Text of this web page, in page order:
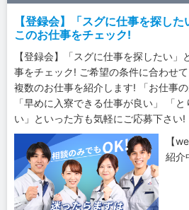
【登録会】「スグに仕事を探し
このお仕事をチェック!
【登録会】「スグに仕事を探したい
事をチェック! ご希望の条件に合わせ
複数のお仕事を紹介します! 「お仕事
「早めに入寮できる仕事が良い」 「
い」といった方も気軽にご応募下さい!
【
紹介